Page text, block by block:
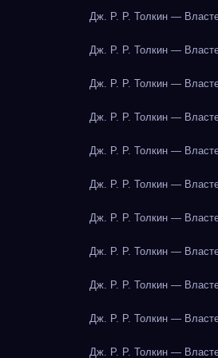
Дж. Р. Р. Толкин —
Дж. Р. Р. Толкин —
Дж. Р. Р. Толкин —
Дж. Р. Р. Толкин —
Дж. Р. Р. Толкин —
Дж. Р. Р. Толкин —
Дж. Р. Р. Толкин —
Дж. Р. Р. Толкин —
Дж. Р. Р. Толкин —
Дж. Р. Р. Толкин —
Дж. Р. Р. Толкин —